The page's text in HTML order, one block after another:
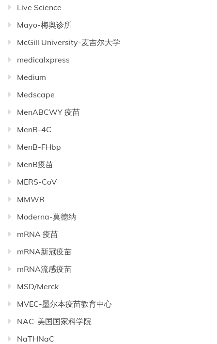
Live Science
Mayo-梅奥诊所
McGill University-麦吉尔大学
medicalxpress
Medium
Medscape
MenABCWY 疫苗
MenB-4C
MenB-FHbp
MenB疫苗
MERS-CoV
MMWR
Moderna-莫德纳
mRNA 疫苗
mRNA新冠疫苗
mRNA流感疫苗
MSD/Merck
MVEC-墨尔本疫苗教育中心
NAC-美国国家科学院
NaTHNaC